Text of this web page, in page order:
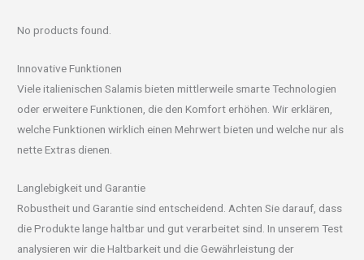
No products found.
Innovative Funktionen
Viele italienischen Salamis bieten mittlerweile smarte Technologien
oder erweitere Funktionen, die den Komfort erhöhen. Wir erklären,
welche Funktionen wirklich einen Mehrwert bieten und welche nur als
nette Extras dienen.
Langlebigkeit und Garantie
Robustheit und Garantie sind entscheidend. Achten Sie darauf, dass
die Produkte lange haltbar und gut verarbeitet sind. In unserem Test
analysieren wir die Haltbarkeit und die Gewährleistung der